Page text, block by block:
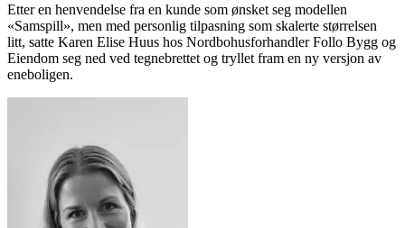
Etter en henvendelse fra en kunde som ønsket seg modellen
«Samspill», men med personlig tilpasning som skalerte størrelsen
litt, satte Karen Elise Huus hos Nordbohusforhandler Follo Bygg og
Eiendom seg ned ved tegnebrettet og tryllet fram en ny versjon av
eneboligen.